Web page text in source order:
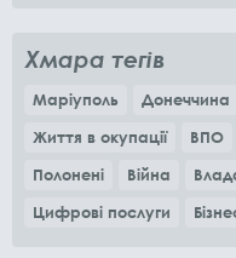
Хмара тегів
Маріуполь Донеччина
Життя в окупації
ВПО
Полонені
Війна
Цифрові послуги